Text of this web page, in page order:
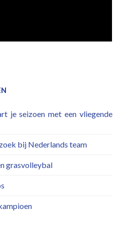
je seizoen met een vliegende
bij Nederlands team
grasvolleybal